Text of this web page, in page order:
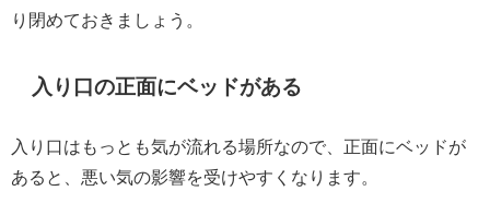
り閉めておきましょう。
入り口の正面にベッドがある
入り口はもっとも気が流れる場所なので、正面にベッドが
あると、悪い気の影響を受けやすくなります。